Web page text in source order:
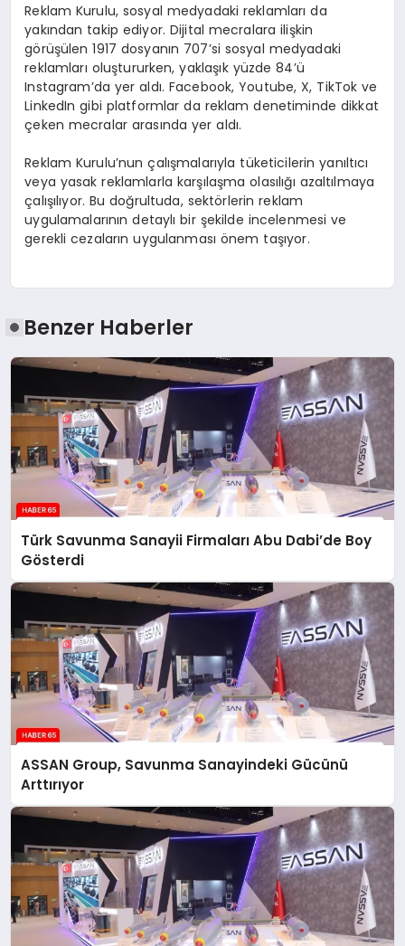
Reklam Kurulu, sosyal medyadaki reklamları da
yakından takip ediyor. Dijital mecralara ilişkin
görüşülen 1917 dosyanın 707’si sosyal medyadaki
reklamları oluştururken, yaklaşık yüzde 84’ü
Instagram’da yer aldı. Facebook, Youtube, X, TikTok ve
LinkedIn gibi platformlar da reklam denetiminde dikkat
çeken mecralar arasında yer aldı.
Reklam Kurulu’nun çalışmalarıyla tüketicilerin yanıltıcı
veya yasak reklamlarla karşılaşma olasılığı azaltılmaya
çalışılıyor. Bu doğrultuda, sektörlerin reklam
uygulamalarının detaylı bir şekilde incelenmesi ve
gerekli cezaların uygulanması önem taşıyor.
Benzer Haberler
Türk Savunma Sanayii Firmaları Abu Dabi’de Boy
Gösterdi
ASSAN Group, Savunma Sanayindeki Gücünü
Arttırıyor